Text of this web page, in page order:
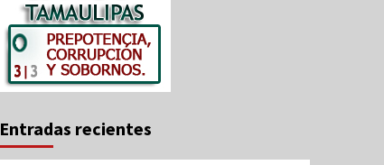
Entradas recientes